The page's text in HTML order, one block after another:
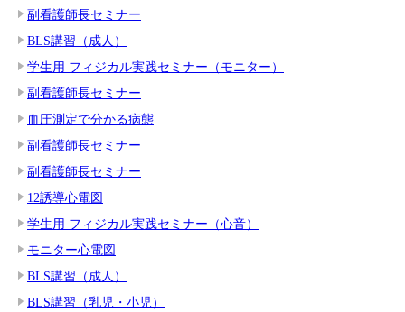
副看護師長セミナー
BLS講習（成人）
学生用 フィジカル実践セミナー（モニター）
副看護師長セミナー
血圧測定で分かる病態
副看護師長セミナー
副看護師長セミナー
12誘導心電図
学生用 フィジカル実践セミナー（心音）
モニター心電図
BLS講習（成人）
BLS講習（乳児・小児）